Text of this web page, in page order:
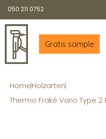
050 211 0752
Gratis sample
HomeHolzarten
Thermo Fraké Vario Type 2